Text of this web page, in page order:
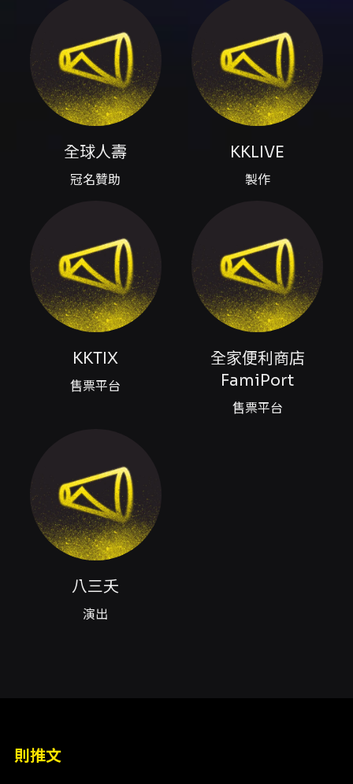
節目名稱：全球人壽 八三夭 2026 生日趴「沒有
翅膀的人」世界巡迴演唱會 節目說明：2026 年
為八三夭的第十八年生日趴，本次世界巡迴並於
台北小巨蛋舉行台北場（8/15–8/16）。演出將收
錄新專輯曲目，並搭配沈浸式電影段落、歌劇舞
米「小人物號」升空裝置。主訴求為重返觀眾的
十八歲搖滾記憶，宣傳強調熱烈互動與大型舞台
視覺效果。 演出場次與地點： -
2026/08/16（日），台北小巨蛋（頁面列為
8/15-8/16；僅 8/15 時間明確） 售票資訊： - 啟
售時間：2026/06/06（六）中午
12:00（KKTIX 網站啟售） - 票價：NT$4,231 /
NT$3,831 / NT$3,631 / NT$2,831 / NT$2,031
/ NT$1,231 / NT$800（全場座席）；另有身心
置） - 每位 KKTIX 會員限購 4 張（KKTIX 網站
購票採電腦配位，無法自行指定座位區域；全家
FamiPort 購票亦限購 4 張，僅接受現金付款）
- 售票平台：KKTIX、全家便利商店 FamiPort
份認證」。每位身心障礙人士含必要陪同者限購
最多 2 張票券（若需陪同請選 2 張）。 - 輪椅席
安排於紅2B、紅2D、紫2B、紫2D，票價每席
NT$400；非輪椅席（身心障礙優先席）安排於
紅2D、紫2D，票價每席 NT$400。 文化幣
（成年禮金）使用說明： - 文化幣僅支援 KKTIX
APP。使用期間依文化部成年禮金專區公告為
準。使用文化幣購票建議以電腦和 Google
Chrome 操作。 - 使用文化幣折抵票款之票券，
分鐘內至櫃檯結帳，逾時訂單將被取消。 退票機
全球人壽
冠名贊助
KKLIVE
製作
KKTIX
售票平台
全家便利商店
FamiPort
售票平台
八三夭
演出
則推文